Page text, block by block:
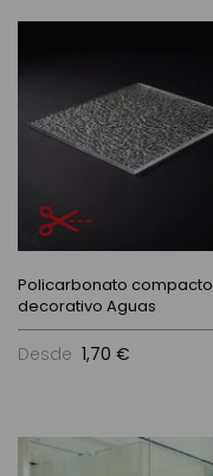
Policarbonato compacto
decorativo Aguas
Desde 1,70 €